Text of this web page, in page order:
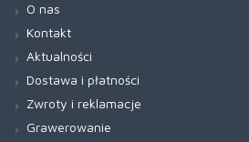
O nas
Kontakt
Aktualności
Dostawa i płatności
Zwroty i reklamacje
Grawerowanie